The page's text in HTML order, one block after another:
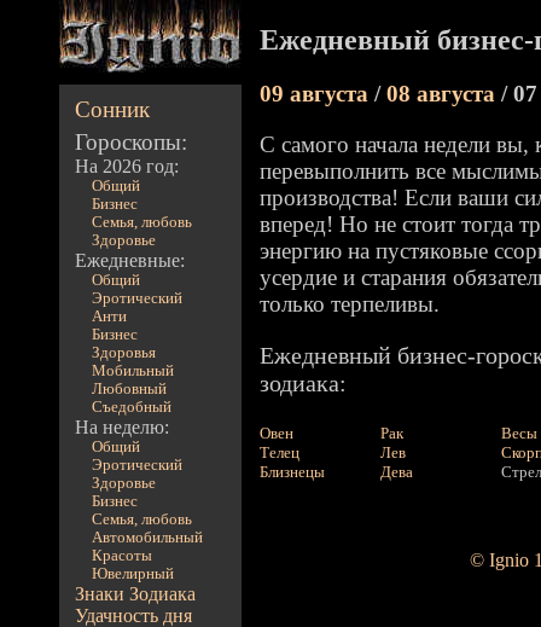
Сонник
Гороскопы:
На 2026 год:
Общий
Бизнес
Семья, любовь
Здоровье
Ежедневные:
Общий
Эротический
Анти
Бизнес
Здоровья
Мобильный
Любовный
Съедобный
На неделю:
Общий
Эротический
Здоровье
Бизнес
Семья, любовь
Автомобильный
Красоты
Ювелирный
Знаки Зодиака
Удачность дня
Ежедневный бизнес-
09 августа /08 августа /
С самого начала недели вы,
перевыполнить все
производства! Если ваши
вперед! Но не стоит тогда
энергию на пустяковые
усердие и старания
только терпеливы.
Ежедневный бизнес-
зодиака:
Овен
Телец
Близнецы
Рак
Лев
Дева
Весы
© Ignio